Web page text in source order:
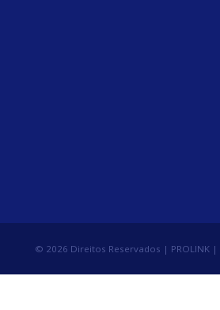
© 2026 Direitos Reservados | PROLINK |